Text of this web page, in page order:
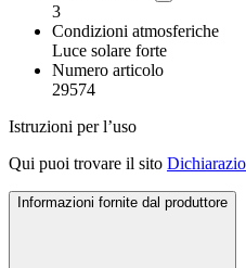
3
Condizioni atmosferiche
Luce solare forte
Numero articolo
29574
Istruzioni per l’uso
Qui puoi trovare il sito
Informazioni fornite dal produttore